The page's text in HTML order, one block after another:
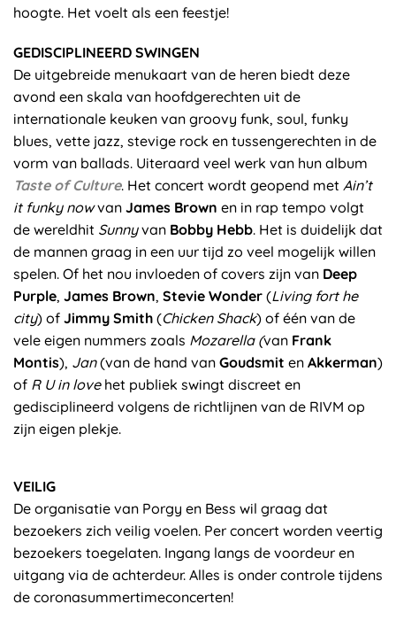
hoogte. Het voelt als een feestje!
GEDISCIPLINEERD SWINGEN
De uitgebreide menukaart van de heren biedt deze
avond een skala van hoofdgerechten uit de
internationale keuken van groovy funk, soul, funky
blues, vette jazz, stevige rock en tussengerechten in de
vorm van ballads. Uiteraard veel werk van hun album
Taste of Culture. Het concert wordt geopend met Ain’t
it funky nowvan James Brown en in rap tempo volgt
de wereldhit Sunnyvan Bobby Hebb. Het is duidelijk dat
de mannen graag in een uur tijd zo veel mogelijk willen
spelen. Of het nou invloeden of covers zijn van Deep
Purple, James Brown, Stevie Wonder (Living fort he
city) of Jimmy Smith (Chicken Shack) of één van de
vele eigen nummers zoals Mozarella (van Frank
Montis), Jan(van de hand van Goudsmit en Akkerman)
of R U in lovehet publiek swingt discreet en
gedisciplineerd volgens de richtlijnen van de RIVM op
zijn eigen plekje.
VEILIG
De organisatie van Porgy en Bess wil graag dat
bezoekers zich veilig voelen. Per concert worden veertig
bezoekers toegelaten. Ingang langs de voordeur en
uitgang via de achterdeur. Alles is onder controle tijdens
de coronasummertimeconcerten!